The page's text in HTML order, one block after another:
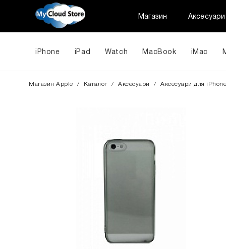
Магазин Аксесуари
iPhone iPad Watch MacBook iMac
Магазин Apple / Каталог / Аксесуари / Аксесуари для iPhone
За